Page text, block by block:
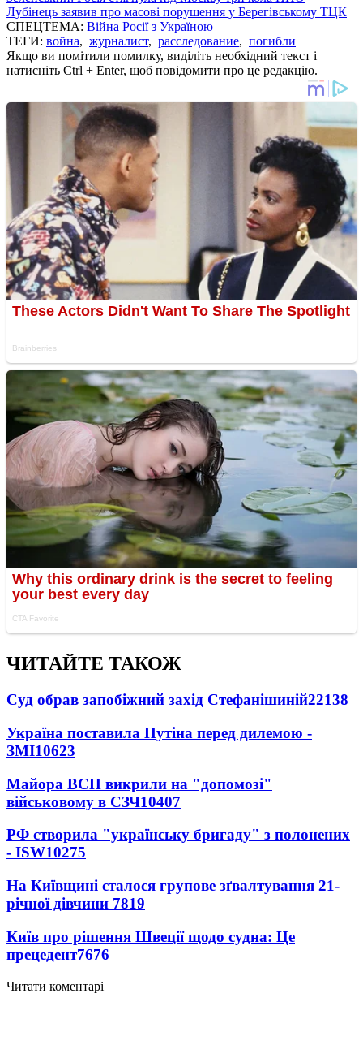
Лубінець заявив про масові порушення у Берегівському ТЦК
СПЕЦТЕМА: Війна Росії з Україною
ТЕГИ: война, журналист, расследование, погибли
Якщо ви помітили помилку, виділіть необхідний текст і
натисніть Ctrl + Enter, щоб повідомити про це редакцію.
ЧИТАЙТЕ ТАКОЖ
Суд обрав запобіжний захід Стефанішиній22138
Україна поставила Путіна перед дилемою -
ЗМІ10623
Майора ВСП викрили на "допомозі"
військовому в СЗЧ10407
РФ створила "українську бригаду" з полонених
- ISW10275
На Київщині сталося групове зґвалтування 21-
річної дівчини 7819
Київ про рішення Швеції щодо судна: Це
прецедент7676
Читати коментарі